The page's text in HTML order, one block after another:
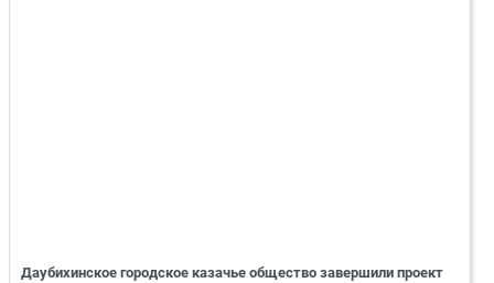
Даубихинское городское казачье общество завершили проект